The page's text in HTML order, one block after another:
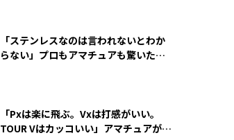
「ステンレスなのは言われないとわか
らない」プロもアマチュアも驚いた
「Pxは楽に飛ぶ。Vxは打感がいい。
TOUR Vはカッコいい」アマチュアが選